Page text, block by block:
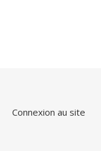
Connexion au site